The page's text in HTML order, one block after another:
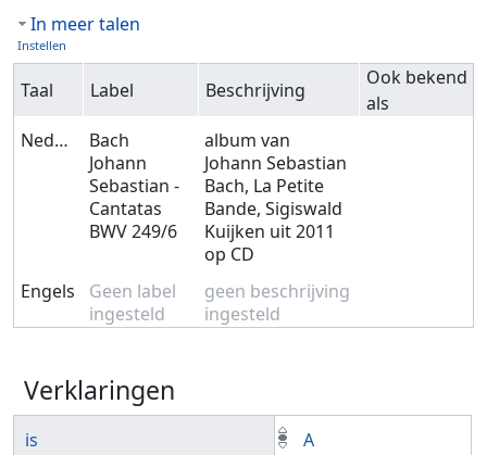
In meer talen
Instellen
Taal Label Beschrijving
Ook bekend
als
Nederlands
Bach
Johann
Sebastian -
Cantatas
BWV 249/6
album van
Johann Sebastian
Bach, La Petite
Bande, Sigiswald
Kuijken uit 2011
op CD
Engels
Geen label
ingesteld
geen beschrijving
ingesteld
Verklaringen
is
A